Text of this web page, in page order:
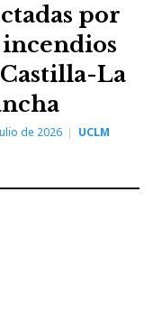
por
incendios
La
de 2026 UCLM